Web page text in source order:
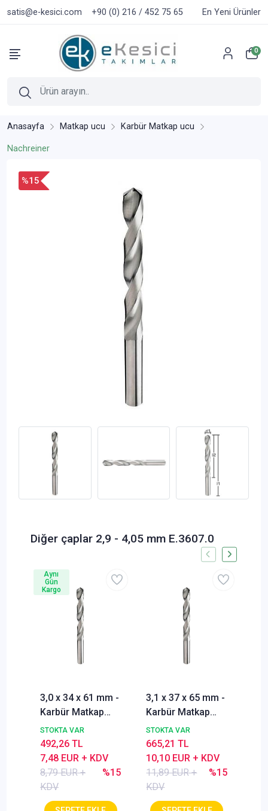
satis@e-kesici.com +90 (0) 216 / 452 75 65 En Yeni Ürünler
0
Anasayfa Matkap ucu Karbür Matkap ucu
Nachreiner
%15
Diğer çaplar 2,9 - 4,05 mm E.3607.0
3,0 x 34 x 61 mm -
Karbür Matkap
ucu, 118°, DIN338,
Nachreiner
STOKTA VAR
8,79 EUR +
KDV
%15
7,48 EUR + KDV
492,26 TL
Aynı
Gün
Kargo
3,1 x 37 x 65 mm -
Karbür Matkap
ucu, 118°, DIN338,
Nachreiner
STOKTA VAR
11,89 EUR +
KDV
%15
10,10 EUR + KDV
665,21 TL